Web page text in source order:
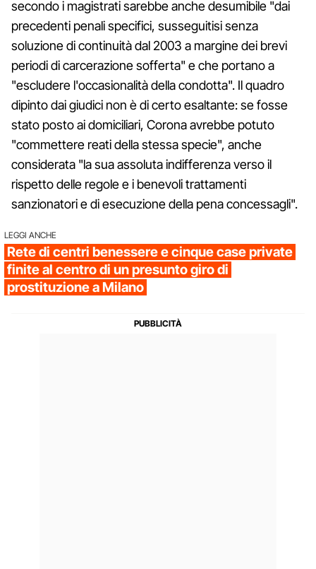
secondo i magistrati sarebbe anche desumibile "dai
precedenti penali specifici, susseguitisi senza
soluzione di continuità dal 2003 a margine dei brevi
periodi di carcerazione sofferta" e che portano a
"escludere l'occasionalità della condotta". Il quadro
dipinto dai giudici non è di certo esaltante: se fosse
stato posto ai domiciliari, Corona avrebbe potuto
"commettere reati della stessa specie", anche
considerata "la sua assoluta indifferenza verso il
rispetto delle regole e i benevoli trattamenti
sanzionatori e di esecuzione della pena concessagli".
LEGGI ANCHE
Rete di centri benessere e cinque case private
finite al centro di un presunto giro di
prostituzione a Milano